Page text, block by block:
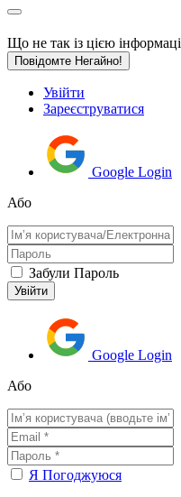
Що не так із цією
Повідомте Негайно!
Увійти
Зареєструватися
Google Login
Або
Забули Пароль
Google Login
Або
Я Погоджуюся